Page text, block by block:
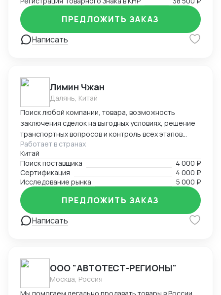
Достижения: Первым легализовал ввоз иван-чая и
меда с чагой в Китай, регистрировал сложную
продукцию в CIFER, организовывал поставки
охраняемых видов рыб и ее икры, поднимал обороты
инвесторами в международных кооперациях в
Написать
ПРЕДЛОЖИТЬ ЗАКАЗ
Лимин Чжан
Далянь, Китай
Поиск любой компании, товара, возможность
заключения сделок на выгодных условиях, решение
транспортных вопросов и контроль всех этапов
сотрудничества с иностранными партнерами.
Работает в странах
Китай
Поиск поставщика
4 000 ₽
Сертификация
4 000 ₽
Исследование рынка
5 000 ₽
Написать
ПРЕДЛОЖИТЬ ЗАКАЗ
ООО "АВТОТЕСТ-РЕГИОНЫ"
Москва, Россия